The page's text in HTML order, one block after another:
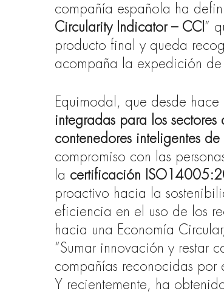
compañía española ha
Circularity Indicator – CCI”
producto final y queda
acompaña la expedición
Equimodal, que desde
integradas para los
contenedores inteligentes
compromiso con las
la certificación
proactivo hacia la
eficiencia en el uso de los
hacia una Economía
“Sumar innovación y restar
compañías reconocidas
Y recientemente, ha